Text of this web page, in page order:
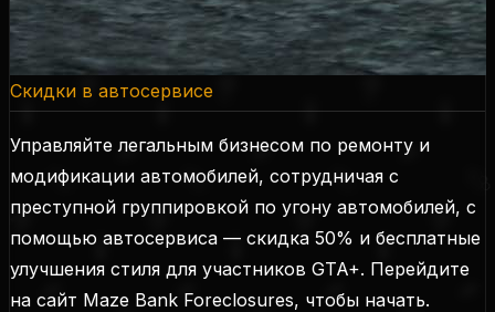
Скидки в автосервисе
Управляйте легальным бизнесом по ремонту и
модификации автомобилей, сотрудничая с
преступной группировкой по угону автомобилей, с
помощью автосервиса — скидка 50% и бесплатные
улучшения стиля для участников GTA+. Перейдите
на сайт Maze Bank Foreclosures, чтобы начать.